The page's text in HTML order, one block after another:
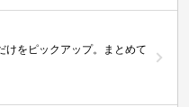
けをピックアップ。まとめて